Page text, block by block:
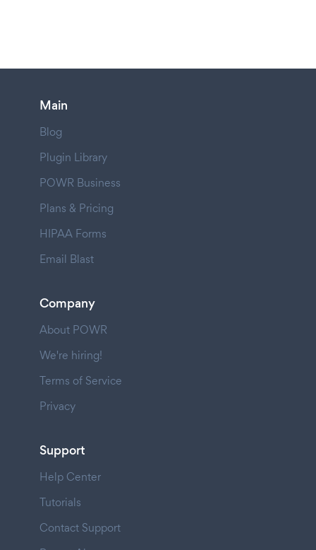
Main
Blog
Plugin Library
POWR Business
Plans & Pricing
HIPAA Forms
Email Blast
Company
About POWR
We're hiring!
Terms of Service
Privacy
Support
Help Center
Tutorials
Contact Support